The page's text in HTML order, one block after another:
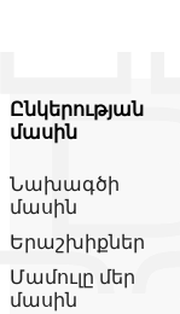
Ընկերության
մասին
Նախագծի
մասին
Երաշխիքներ
Մամուլը մեր
մասին